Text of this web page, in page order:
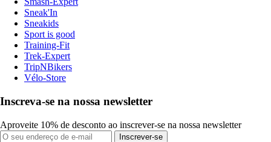
Sneak'In
Sneakids
Sport is good
Training-Fit
Trek-Expert
TripNBikers
Vélo-Store
Inscreva-se na nossa newsletter
Aproveite 10% de desconto ao inscrever-se na nossa newsletter
Inscrever-se